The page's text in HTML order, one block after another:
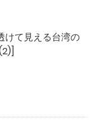
けて見える台湾の